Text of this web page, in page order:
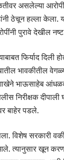
असलेल्या
ठेचून हल्ला केला.
पुरावे देखील
फिर्याद दिली
भावकीतील
शाखेने भाऊसाहेब
दीपाली
बाहेर पडले.
विशेष सरकारी
त्यानुसार खून